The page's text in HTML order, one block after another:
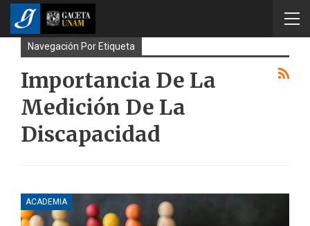
Navegación Por Etiqueta
Importancia De La
Medición De La
Discapacidad
ACADEMIA